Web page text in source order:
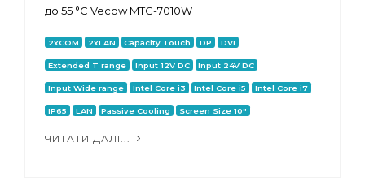
до 55 °C Vecow MTC-7010W
2xCOM 2xLAN Capacity Touch DP DVI
Extended T range Input 12V DC Input 24V DC
Input Wide range Intel Core i3 Intel Core i5 Intel Core i7
IP65 LAN Passive Cooling Screen Size 10"
ЧИТАТИ ДАЛІ...